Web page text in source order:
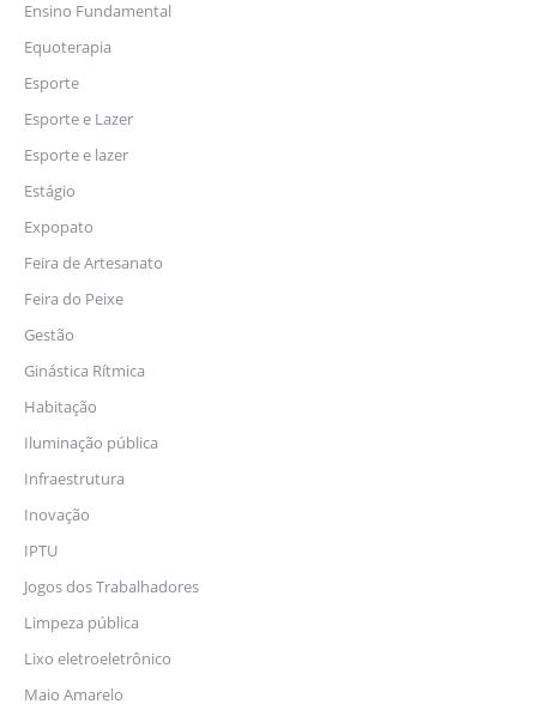
Ensino Fundamental
Equoterapia
Esporte
Esporte e Lazer
Esporte e lazer
Estágio
Expopato
Feira de Artesanato
Feira do Peixe
Gestão
Ginástica Rítmica
Habitação
Iluminação pública
Infraestrutura
Inovação
IPTU
Jogos dos Trabalhadores
Limpeza pública
Lixo eletroeletrônico
Maio Amarelo